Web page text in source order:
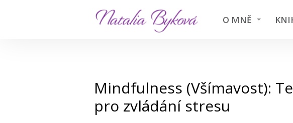
O MNĚ
Mindfulness (Všímavost):
pro zvládání stresu